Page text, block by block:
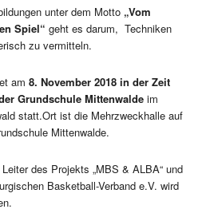
unter dem Motto „Vom
Spiel“ geht es darum, Techniken
zu vermitteln.
am 8. November 2018 in der Zeit
Grundschule Mittenwaldeim
statt.Ort ist die Mehrzweckhalle auf
Mittenwalde.
des Projekts „MBS & ALBA“ und
Basketball-Verband e.V. wird